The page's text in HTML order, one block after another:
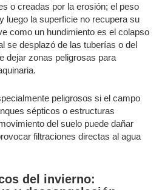
o creadas por la erosión; el peso
luego la superficie no recupera su
como un hundimiento es el colapso
se desplazó de las tuberías o del
dejar zonas peligrosas para
peligrosos si el campo
sépticos o estructuras
del suelo puede dañar
filtraciones directas al agua
del invierno: